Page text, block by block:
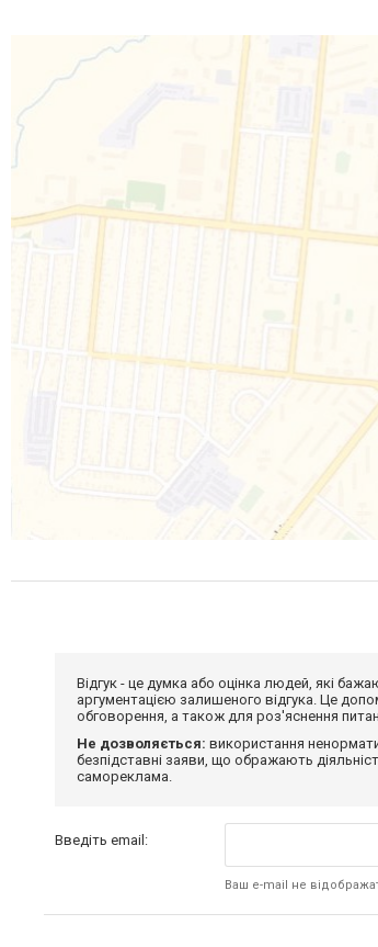
Відгук - це думка або оцінка людей, які
аргументацією залишеного відгука. Це
обговорення, а також для роз'яснення
Не дозволяється: використання
безпідставні заяви, що ображають
самореклама.
Введіть email:
Ваш e-mail не